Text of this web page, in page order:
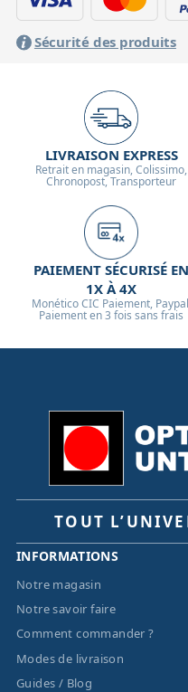
Sécurité des produits
LIVRAISON EXPRESS
Retrait en magasin, Colissimo,
Chronopost, Transporteur
PAIEMENT SÉCURISÉ EN
1X À 4X
Monético CIC Paiement,
Paiement en 3 fois sans frais
TOUT
INFORMATIONS
Notre magasin
Notre savoir faire
Comment commander ?
Modes de livraison
Guides / Blog